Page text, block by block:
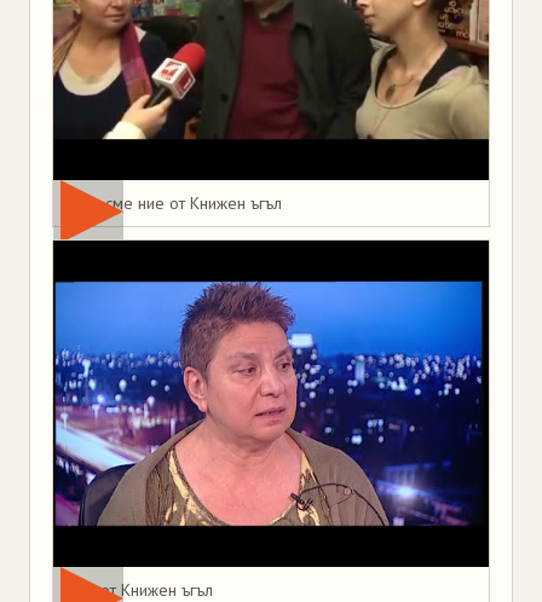
Това сме ние от Книжен ъгъл
Мая от Книжен ъгъл